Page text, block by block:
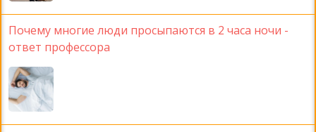
Почему многие люди просыпаются в 2 часа ночи -
ответ профессора